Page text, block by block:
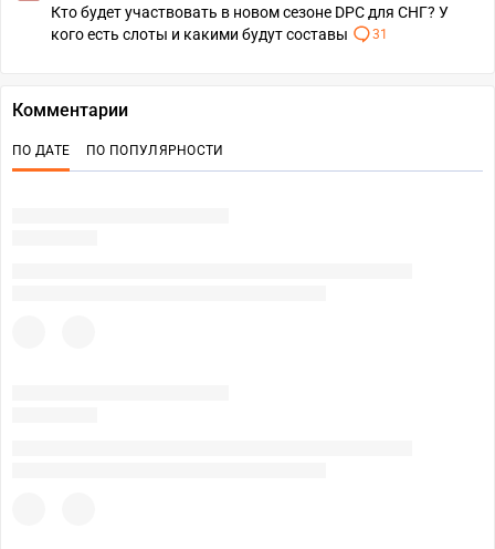
Кто будет участвовать в новом сезоне DPC для СНГ? У
кого есть слоты и какими будут составы
31
Комментарии
ПО ДАТЕ ПО ПОПУЛЯРНОСТИ